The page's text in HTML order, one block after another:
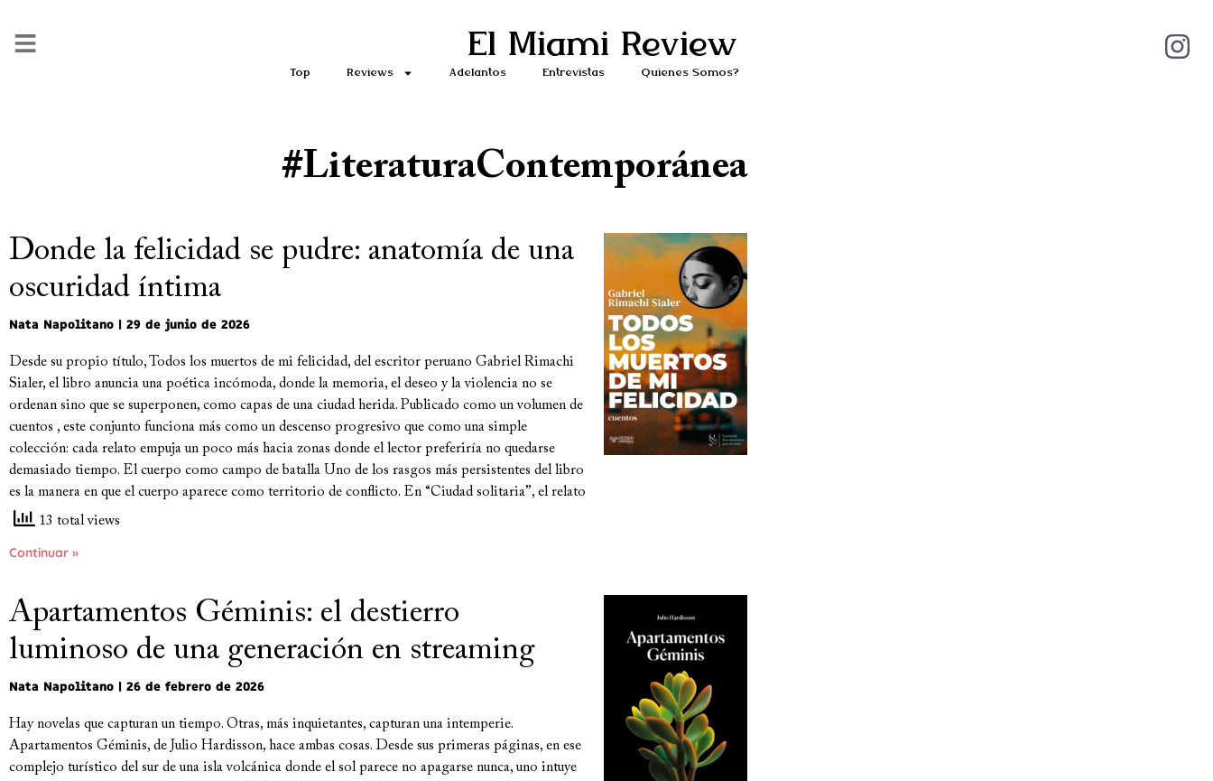
El Miami Review
Top Reviews Adelantos Entrevistas Quiénes Somos?
#LiteraturaContemporánea
Donde la felicidad se pudre: anatomía de una
oscuridad íntima
Nata Napolitano 29 de junio de 2026
Desde su propio título, Todos los muertos de mi felicidad, del escritor peruano Gabriel Rimachi
Sialer, el libro anuncia una poética incómoda, donde la memoria, el deseo y la violencia no se
ordenan sino que se superponen, como capas de una ciudad herida. Publicado como un volumen de
cuentos , este conjunto funciona más como un descenso progresivo que como una simple
colección: cada relato empuja un poco más hacia zonas donde el lector preferiría no quedarse
demasiado tiempo. El cuerpo como campo de batalla Uno de los rasgos más persistentes del libro
es la manera en que el cuerpo aparece como territorio de conflicto. En “Ciudad solitaria”, el relato
13 total views
Continuar »
Apartamentos Géminis: el destierro
luminoso de una generación en streaming
Nata Napolitano 26 de febrero de 2026
Hay novelas que capturan un tiempo. Otras, más inquietantes, capturan una intemperie.
Apartamentos Géminis, de Julio Hardisson, hace ambas cosas. Desde sus primeras páginas, en ese
complejo turístico del sur de una isla volcánica donde el sol parece no apagarse nunca, uno intuye